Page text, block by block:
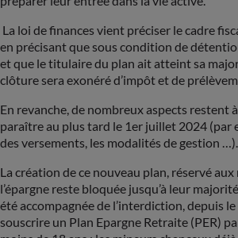
La loi de finances vient préciser le cadre
en précisant que sous condition de
et que le titulaire du plan ait atteint sa
clôture sera exonéré d’impôt et de
En revanche, de nombreux aspects restent
paraître au plus tard le 1er juillet 2024 (par
des versements, les modalités de gestion …).
La création de ce nouveau plan, réservé
l’épargne reste bloquée jusqu’à leur
été accompagnée de l’interdiction, depuis le
souscrire un Plan Epargne Retraite (PER)